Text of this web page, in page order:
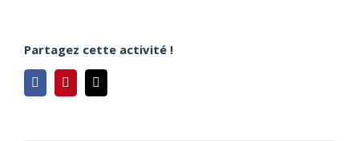
Partagez cette activité !
FacebookPinterest